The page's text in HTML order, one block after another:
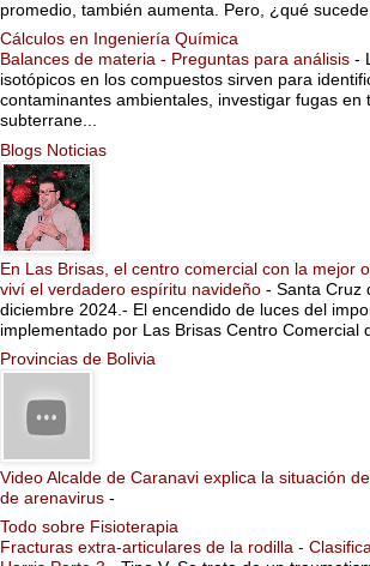
promedio, también aumenta. Pero, ¿qué
Cálculos en Ingeniería Química
Balances de materia - Preguntas para análisis -
isotópicos en los compuestos sirven para
contaminantes ambientales, investigar fugas en
subterrane...
Blogs Noticias
En Las Brisas, el centro comercial con la mejor
viví el verdadero espíritu navideño - Santa Cruz
diciembre 2024.- El encendido de luces del
implementado por Las Brisas Centro Comercial
Provincias de Bolivia
Video Alcalde de Caranavi explica la situación
de arenavirus -
Todo sobre Fisioterapia
Fracturas extra-articulares de la rodilla -